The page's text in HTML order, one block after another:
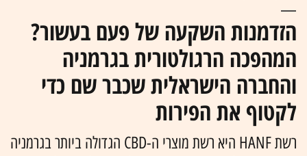
הזדמנות השקעה של פעם בעשור?
המהפכה הרגולטורית בגרמניה
והחברה הישראלית שכבר שם כדי
לקטוף את הפירות
רשת HANF היא רשת מוצרי ה-CBD הגדולה ביותר בגרמניה